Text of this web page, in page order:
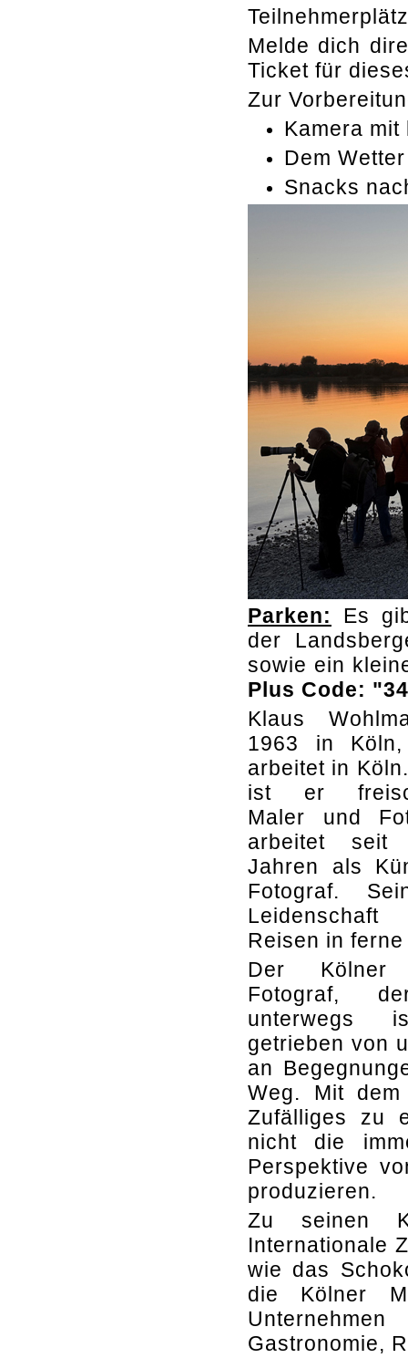
Melde dich
Ticket für
Zur
Kamera
Dem
Snacks
Parken:
Es
der
sowie ein
Plus Code:
Klaus
1963 in
arbeitet in
ist er
Maler und
arbeitet
Jahren als
Fotograf.
Reisen in
Der
Fotograf,
unterwegs
getrieben von
an
Weg. Mit dem
Zufälliges zu
nicht die
Perspektive
produzieren.
Zu seinen
Internationale
wie das
die Kölner
Gastronomie,